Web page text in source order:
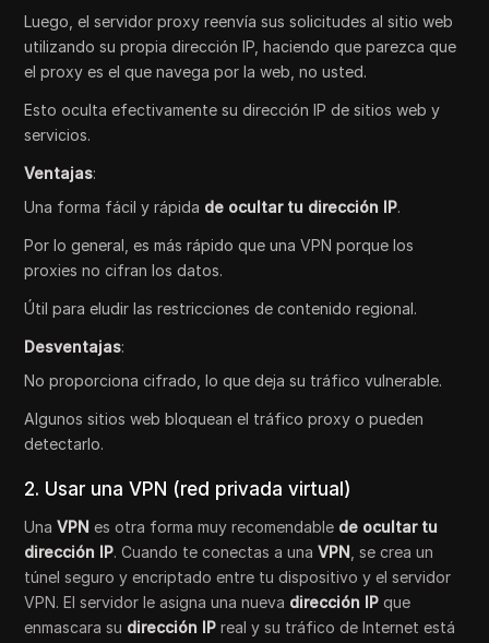
Luego, el servidor proxy reenvía sus solicitudes al sitio web
utilizando su propia dirección IP, haciendo que parezca que
el proxy es el que navega por la web, no usted.
Esto oculta efectivamente su dirección IP de sitios web y
servicios.
Ventajas:
Una forma fácil y rápida de ocultar tu dirección IP.
Por lo general, es más rápido que una VPN porque los
proxies no cifran los datos.
Útil para eludir las restricciones de contenido regional.
Desventajas:
No proporciona cifrado, lo que deja su tráfico vulnerable.
Algunos sitios web bloquean el tráfico proxy o pueden
detectarlo.
2. Usar una VPN (red privada virtual)
UnaVPN es otra forma muy recomendable de ocultar tu
dirección IP. Cuando te conectas a unaVPN , se crea un
túnel seguro y encriptado entre tu dispositivo y el servidor
VPN. El servidor le asigna una nueva dirección IP que
enmascara su dirección IP real y su tráfico de Internet está